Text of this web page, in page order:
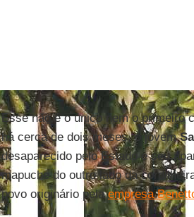
Esse não é o único nem o primeiro
há cerca de dois meses, o jovem
desaparecido pelo Estado e seu
mapuche do outro lado da
povo originário pelaempresa